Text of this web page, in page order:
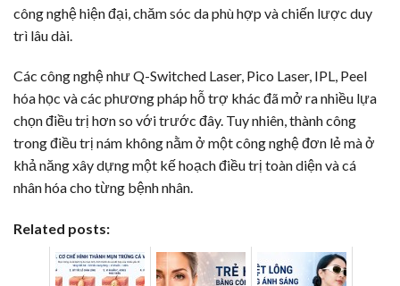
công nghệ hiện đại, chăm sóc da phù hợp và chiến lược duy
trì lâu dài.
Các công nghệ như Q-Switched Laser, Pico Laser, IPL, Peel
hóa học và các phương pháp hỗ trợ khác đã mở ra nhiều lựa
chọn điều trị hơn so với trước đây. Tuy nhiên, thành công
trong điều trị nám không nằm ở một công nghệ đơn lẻ mà ở
khả năng xây dựng một kế hoạch điều trị toàn diện và cá
nhân hóa cho từng bệnh nhân.
Related posts: